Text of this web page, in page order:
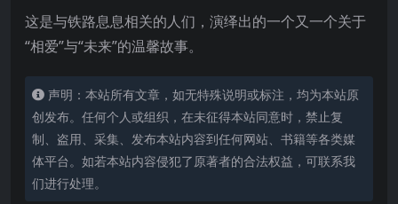
这是与铁路息息相关的人们，演绎出的一个又一个关于
“相爱”与“未来”的温馨故事。
声明：本站所有文章，如无特殊说明或标注，均为本站原
创发布。任何个人或组织，在未征得本站同意时，禁止复
制、盗用、采集、发布本站内容到任何网站、书籍等各类媒
体平台。如若本站内容侵犯了原著者的合法权益，可联系我
们进行处理。